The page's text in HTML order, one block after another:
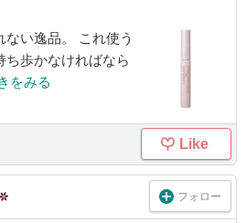
い逸品。 これ使う
ち歩かなければなら
をみる
Like
フォロー